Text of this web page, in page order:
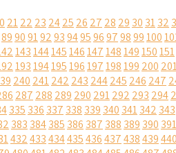
2122 23 2425 26 27 28 29 30 3132
8990919293949596979899100
143144145146147148149150151
193194195196197198199 200
240 241242 243 244245 246 247
287 288 289 290 291292 293 294
335 336 337 338 339 340 341342 343
383 384385 386 387 388 389 390 391
432433434435436437438439440